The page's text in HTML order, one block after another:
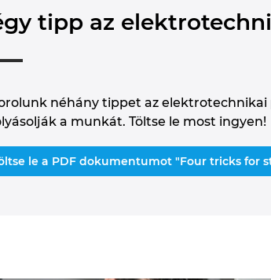
tipp az
néhány tippet az
a munkát. Töltse le most ingyen!
le a PDF dokumentumot "Four tricks for